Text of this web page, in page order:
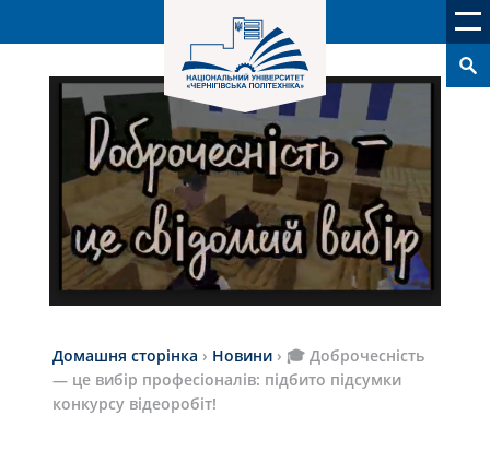
Домашня сторінка › Новини › 🎓 Доброчесність
— це вибір професіоналів: підбито підсумки
конкурсу відеоробіт!